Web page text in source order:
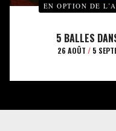
EN OPTION DE
5 BALLES
26 AOÛT /5